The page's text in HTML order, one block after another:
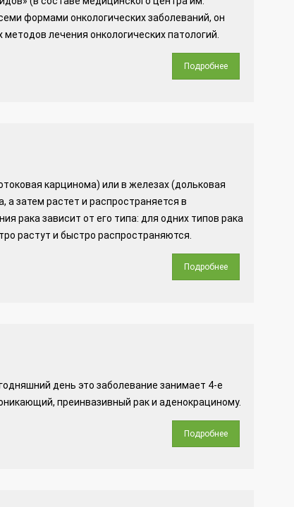
формами онкологических заболеваний, он
лечения онкологических патологий.
Подробнее
карцинома) или в железах (дольковая
а затем растет и распространяется в
рака зависит от его типа: для одних типов рака
растут и быстро распространяются.
Подробнее
день это заболевание занимает 4-е
преинвазивный рак и аденокрациному.
Подробнее